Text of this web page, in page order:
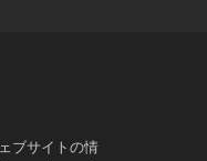
ブサイトの情